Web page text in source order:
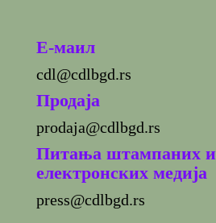
E-маил
cdl@cdlbgd.rs
Продаја
prodaja@cdlbgd.rs
Питања штампаних и
електронских медија
press@cdlbgd.rs